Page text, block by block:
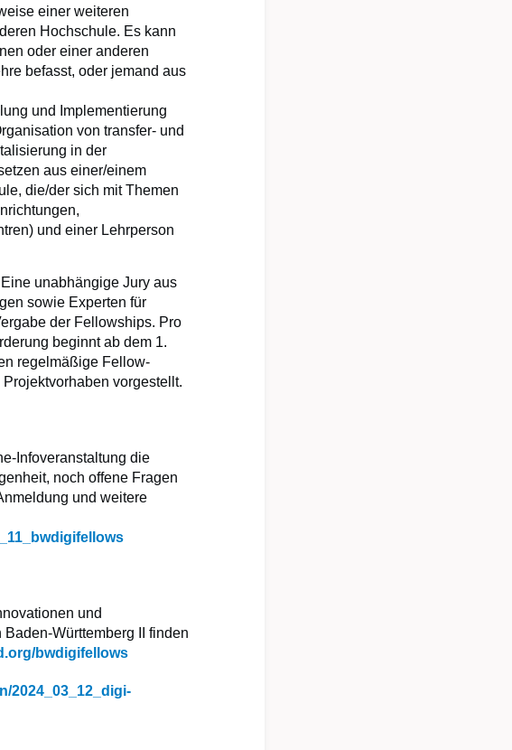
einer weiteren
Hochschule. Es kann
oder einer anderen
befasst, oder jemand aus
und Implementierung
von transfer- und
in der
aus einer/einem
die/der sich mit Themen
und einer Lehrperson
unabhängige Jury aus
sowie Experten für
der Fellowships. Pro
beginnt ab dem 1.
regelmäßige Fellow-
vorgestellt.
Infoveranstaltung die
noch offene Fragen
und weitere
und
Württemberg II finden
bwdigifellows
2024_03_12_digi-